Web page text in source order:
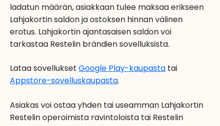
ladatun määrän, asiakkaan tulee maksaa erikseen
Lahjakortin saldon ja ostoksen hinnan välinen
erotus. Lahjakortin ajantasaisen saldon voi
tarkastaa Restelin brändien sovelluksista.
Lataa sovellukset Google Play-kaupasta tai
Appstore-sovelluskaupasta.
Asiakas voi ostaa yhden tai useamman Lahjakortin
Restelin operoimista ravintoloista tai Restelin